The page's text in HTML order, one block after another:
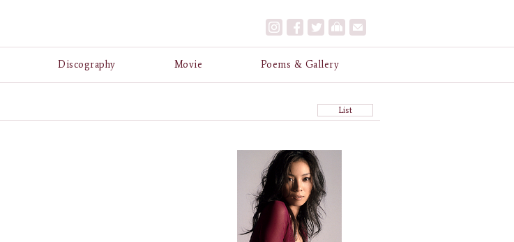
Discography Movie Poems & Gallery
List